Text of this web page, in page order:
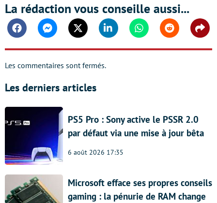
La rédaction vous conseille aussi...
FacebookMessengerTwitter Linkedin WhatsappReddit
Les commentaires sont fermés.
Les derniers articles
PS5 Pro : Sony active le PSSR 2.0
par défaut via une mise à jour bêta
6 août 2026 17:35
Microsoft efface ses propres conseils
gaming : la pénurie de RAM change